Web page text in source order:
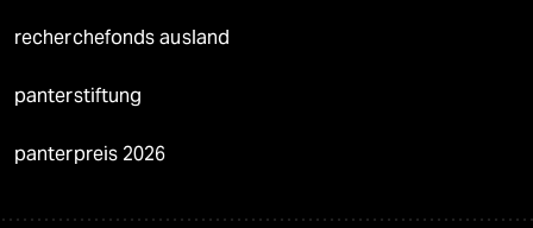
recherchefonds ausland
panterstiftung
panterpreis 2026